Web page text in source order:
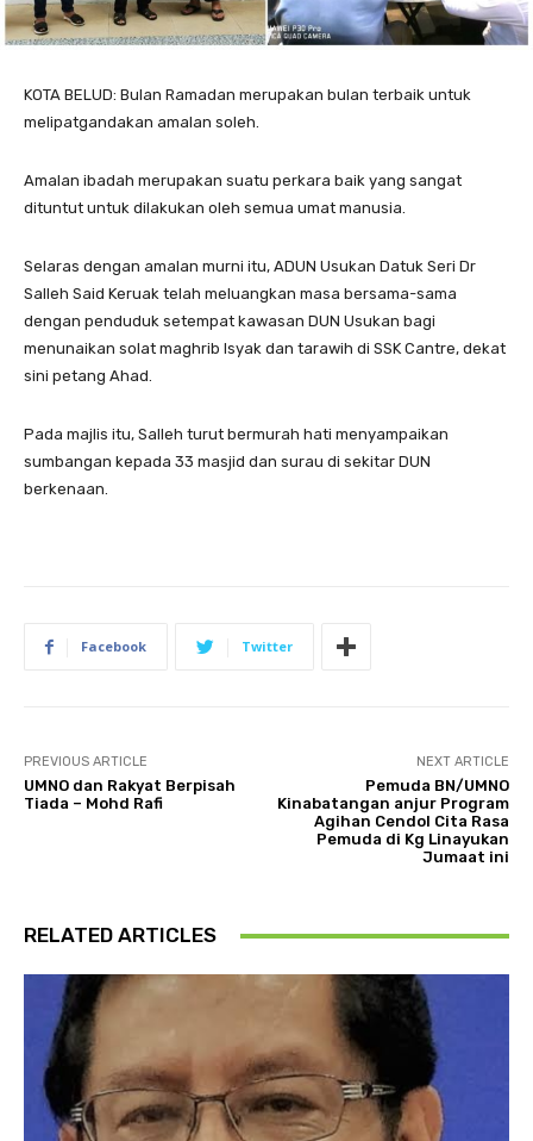
KOTA BELUD: Bulan Ramadan merupakan bulan terbaik untuk
melipatgandakan amalan soleh.
Amalan ibadah merupakan suatu perkara baik yang sangat
dituntut untuk dilakukan oleh semua umat manusia.
Selaras dengan amalan murni itu, ADUN Usukan Datuk Seri Dr
Salleh Said Keruak telah meluangkan masa bersama-sama
dengan penduduk setempat kawasan DUN Usukan bagi
menunaikan solat maghrib Isyak dan tarawih di SSK Cantre, dekat
sini petang Ahad.
Pada majlis itu, Salleh turut bermurah hati menyampaikan
sumbangan kepada 33 masjid dan surau di sekitar DUN
berkenaan.
Facebook Twitter
PREVIOUS ARTICLE
UMNO dan Rakyat Berpisah
Tiada – Mohd Rafi
NEXT ARTICLE
Pemuda BN/UMNO
Kinabatangan anjur Program
Agihan Cendol Cita Rasa
Pemuda di Kg Linayukan
Jumaat ini
RELATED ARTICLES